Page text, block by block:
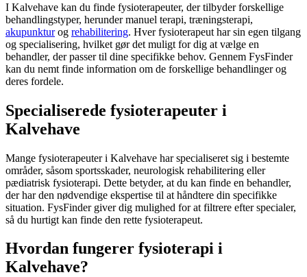
I Kalvehave kan du finde fysioterapeuter, der tilbyder forskellige
behandlingstyper, herunder manuel terapi, træningsterapi,
akupunkturog rehabilitering. Hverfysioterapeut har sin egen tilgang
og specialisering, hvilket gør det muligt for dig at vælge en
behandler, der passer til dine specifikke behov. Gennem FysFinder
kan du nemt finde information om de forskellige behandlinger og
deres fordele.
Specialiserede fysioterapeuter i
Kalvehave
Mange fysioterapeuter i Kalvehave har specialiseret sig i bestemte
områder, såsom sportsskader, neurologisk rehabilitering eller
pædiatrisk fysioterapi. Dette betyder, at du kan finde en behandler,
der har den nødvendige ekspertise til at håndtere din specifikke
situation. FysFinder giver dig mulighed for at filtrere efter specialer,
så du hurtigt kan finde den rette fysioterapeut.
Hvordan fungerer fysioterapi i
Kalvehave?